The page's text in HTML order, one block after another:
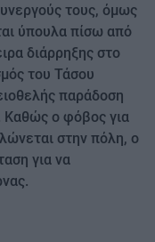
τους, όμως
ύπουλα πίσω από
διάρρηξης στο
του Τάσου
παράδοση
Καθώς ο φόβος για
στην πόλη, ο
για να